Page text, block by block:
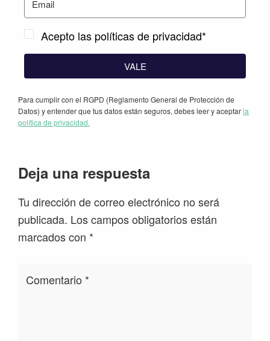
Acepto las políticas de privacidad*
VALE
Para cumplir con el RGPD (Reglamento General de Protección de
Datos) y entender que tus datos están seguros, debes leer y aceptarla
política de privacidad.
Interacciones
los
lectores
Deja una respuesta
Tu dirección de correo electrónico no será
publicada. Los campos obligatorios están
marcados con *